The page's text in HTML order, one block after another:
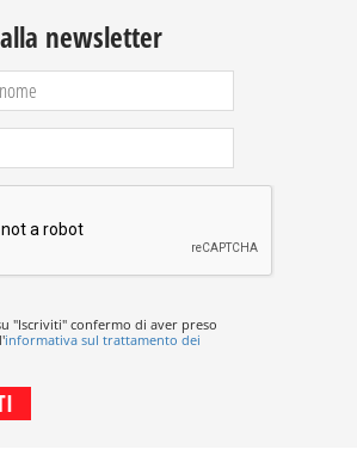
newsletter
"Iscriviti" confermo di aver preso
informativa sul trattamento dei